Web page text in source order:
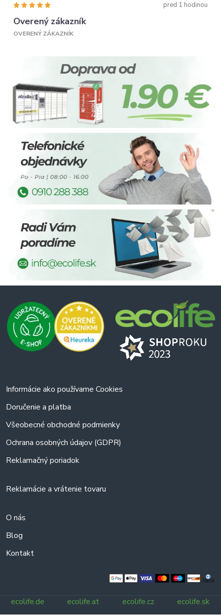
pred 1 hodinou
Overený zákazník
OVERENÝ ZÁKAZNÍK
Informácie ako používame Cookies
Doručenie a platba
Všeobecné obchodné podmienky
Ochrana osobných údajov (GDPR)
Reklamačný poriadok
Reklamácie a vrátenie tovaru
O nás
Blog
Kontakt
ecolife.de ecolife.at ecolife.cz ecolife.sk